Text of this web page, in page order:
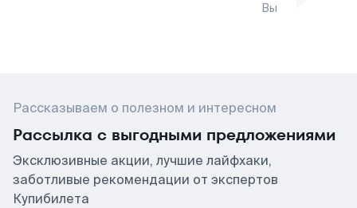
Вы
Рассказываем о полезном и интересном
Рассылка с выгодными предложениями
Эксклюзивные акции, лучшие лайфхаки,
заботливые рекомендации от экспертов
Купибилета